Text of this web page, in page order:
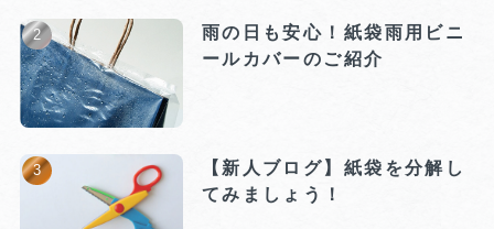
雨の日も安心！紙袋雨用ビニ
ールカバーのご紹介
【新人ブログ】紙袋を分解し
てみましょう！